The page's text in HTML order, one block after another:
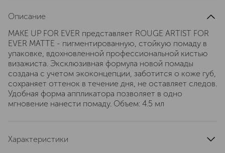
Описание
MAKE UP FOR EVER представляет ROUGE ARTIST FOR
EVER MATTE - пигментированную, стойкую помаду в
упаковке, вдохновленной профессиональной кистью
визажиста. Эксклюзивная формула новой помады
создана с учетом экоконцепции, заботится о коже губ,
сохраняет оттенок в течение дня, не оставляет следов.
Удобная форма аппликатора позволяет в одно
мгновение нанести помаду. Объем: 4.5 мл
Характеристики